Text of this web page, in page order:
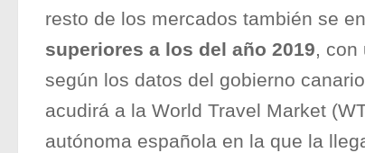
resto de los mercados también se
superiores a los del año 2019, con
según los datos del gobierno
acudirá a la World Travel Market
autónoma española en la que la